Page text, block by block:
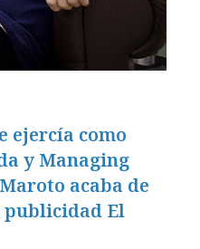
ejercía como
y Managing
acaba de
publicidad El